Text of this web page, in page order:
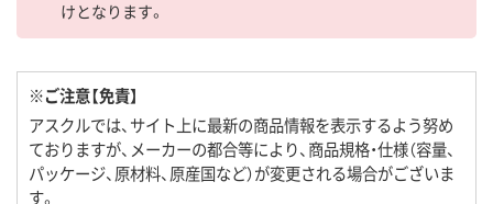
けとなります。
※ご注意【免責】
アスクルでは、サイト上に最新の商品情報を表示するよう努め
ておりますが、メーカーの都合等により、商品規格・仕様（容量、
パッケージ、原材料、原産国など）が変更される場合がございま
す。